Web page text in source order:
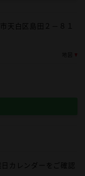
天白区島田２－８１
カレンダーをご確認